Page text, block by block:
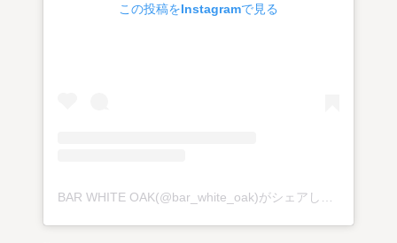
この投稿をInstagramで見る
BAR WHITE OAK(@bar_white_oak)がシェアした投稿